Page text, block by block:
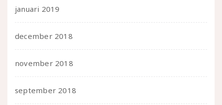
januari 2019
december 2018
november 2018
september 2018